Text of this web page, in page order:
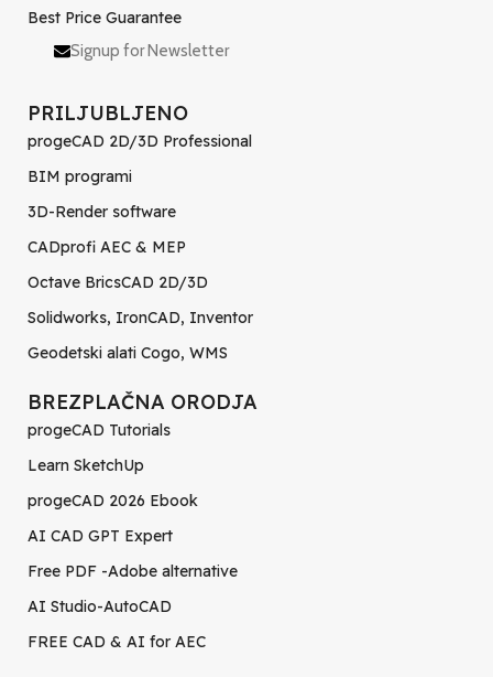
Best Price Guarantee
Signup for Newsletter
PRILJUBLJENO
progeCAD 2D/3D Professional
BIM programi
3D-Render software
CADprofi AEC & MEP
Octave BricsCAD 2D/3D
Solidworks, IronCAD, Inventor
Geodetski alati Cogo, WMS
BREZPLAČNA ORODJA
progeCAD Tutorials
Learn SketchUp
progeCAD 2026 Ebook
AI CAD GPT Expert
Free PDF -Adobe alternative
AI Studio-AutoCAD
FREE CAD & AI for AEC